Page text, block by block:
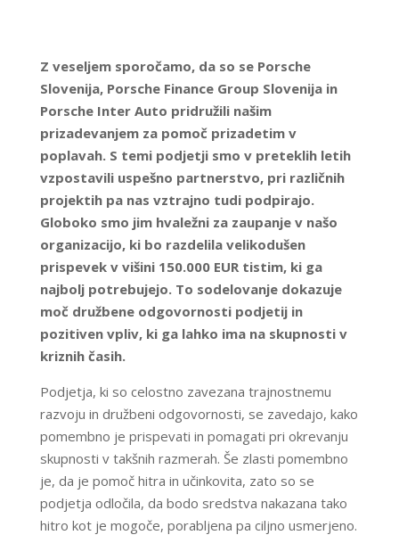
Z veseljem sporočamo, da so se Porsche
Slovenija, Porsche Finance Group Slovenija in
Porsche Inter Auto pridružili našim
prizadevanjem za pomoč prizadetim v
poplavah. S temi podjetji smo v preteklih letih
vzpostavili uspešno partnerstvo, pri različnih
projektih pa nas vztrajno tudi podpirajo.
Globoko smo jim hvaležni za zaupanje v našo
organizacijo, ki bo razdelila velikodušen
prispevek v višini 150.000 EUR tistim, ki ga
najbolj potrebujejo. To sodelovanje dokazuje
moč družbene odgovornosti podjetij in
pozitiven vpliv, ki ga lahko ima na skupnosti v
kriznih časih.
Podjetja, ki so celostno zavezana trajnostnemu
razvoju in družbeni odgovornosti, se zavedajo, kako
pomembno je prispevati in pomagati pri okrevanju
skupnosti v takšnih razmerah. Še zlasti pomembno
je, da je pomoč hitra in učinkovita, zato so se
podjetja odločila, da bodo sredstva nakazana tako
hitro kot je mogoče, porabljena pa ciljno usmerjeno.